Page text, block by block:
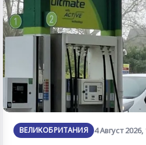
ВЕЛИКОБРИТАНИЯ 4 Август 2026,